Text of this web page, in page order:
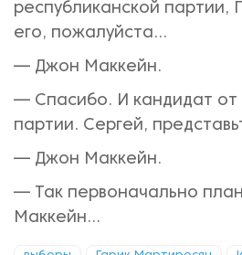
республиканской партии,
его, пожалуйста...
— Джон Маккейн.
— Спасибо. И кандидат от
партии. Сергей,
— Джон Маккейн.
— Так первоначально
Маккейн...